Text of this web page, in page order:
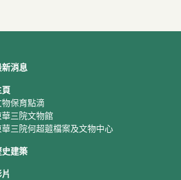
新消息
頁
物保育點滴
華三院文物館
華三院何超蕸檔案及文物中心
史建築